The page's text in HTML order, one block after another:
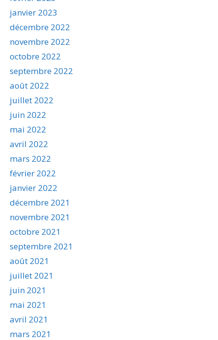
janvier 2023
décembre 2022
novembre 2022
octobre 2022
septembre 2022
août 2022
juillet 2022
juin 2022
mai 2022
avril 2022
mars 2022
février 2022
janvier 2022
décembre 2021
novembre 2021
octobre 2021
septembre 2021
août 2021
juillet 2021
juin 2021
mai 2021
avril 2021
mars 2021